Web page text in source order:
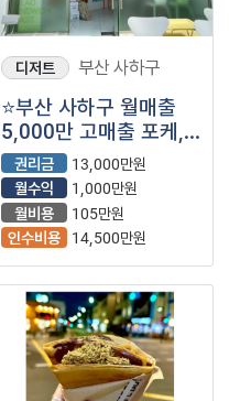
디저트 부산 사하구
⭐부산 사하구 월매출
5,000만 고매출 포케,
카페 프랜차이즈
나왔습니다 ⭐
권리금
13,000만원
월수익
1,000만원
월비용
105만원
인수비용
14,500만원